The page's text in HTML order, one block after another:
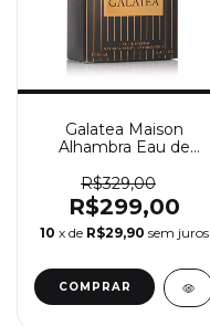
Galatea Maison
Alhambra Eau de
R$329,00
R$299,00
10 x de R$29,90 sem juros